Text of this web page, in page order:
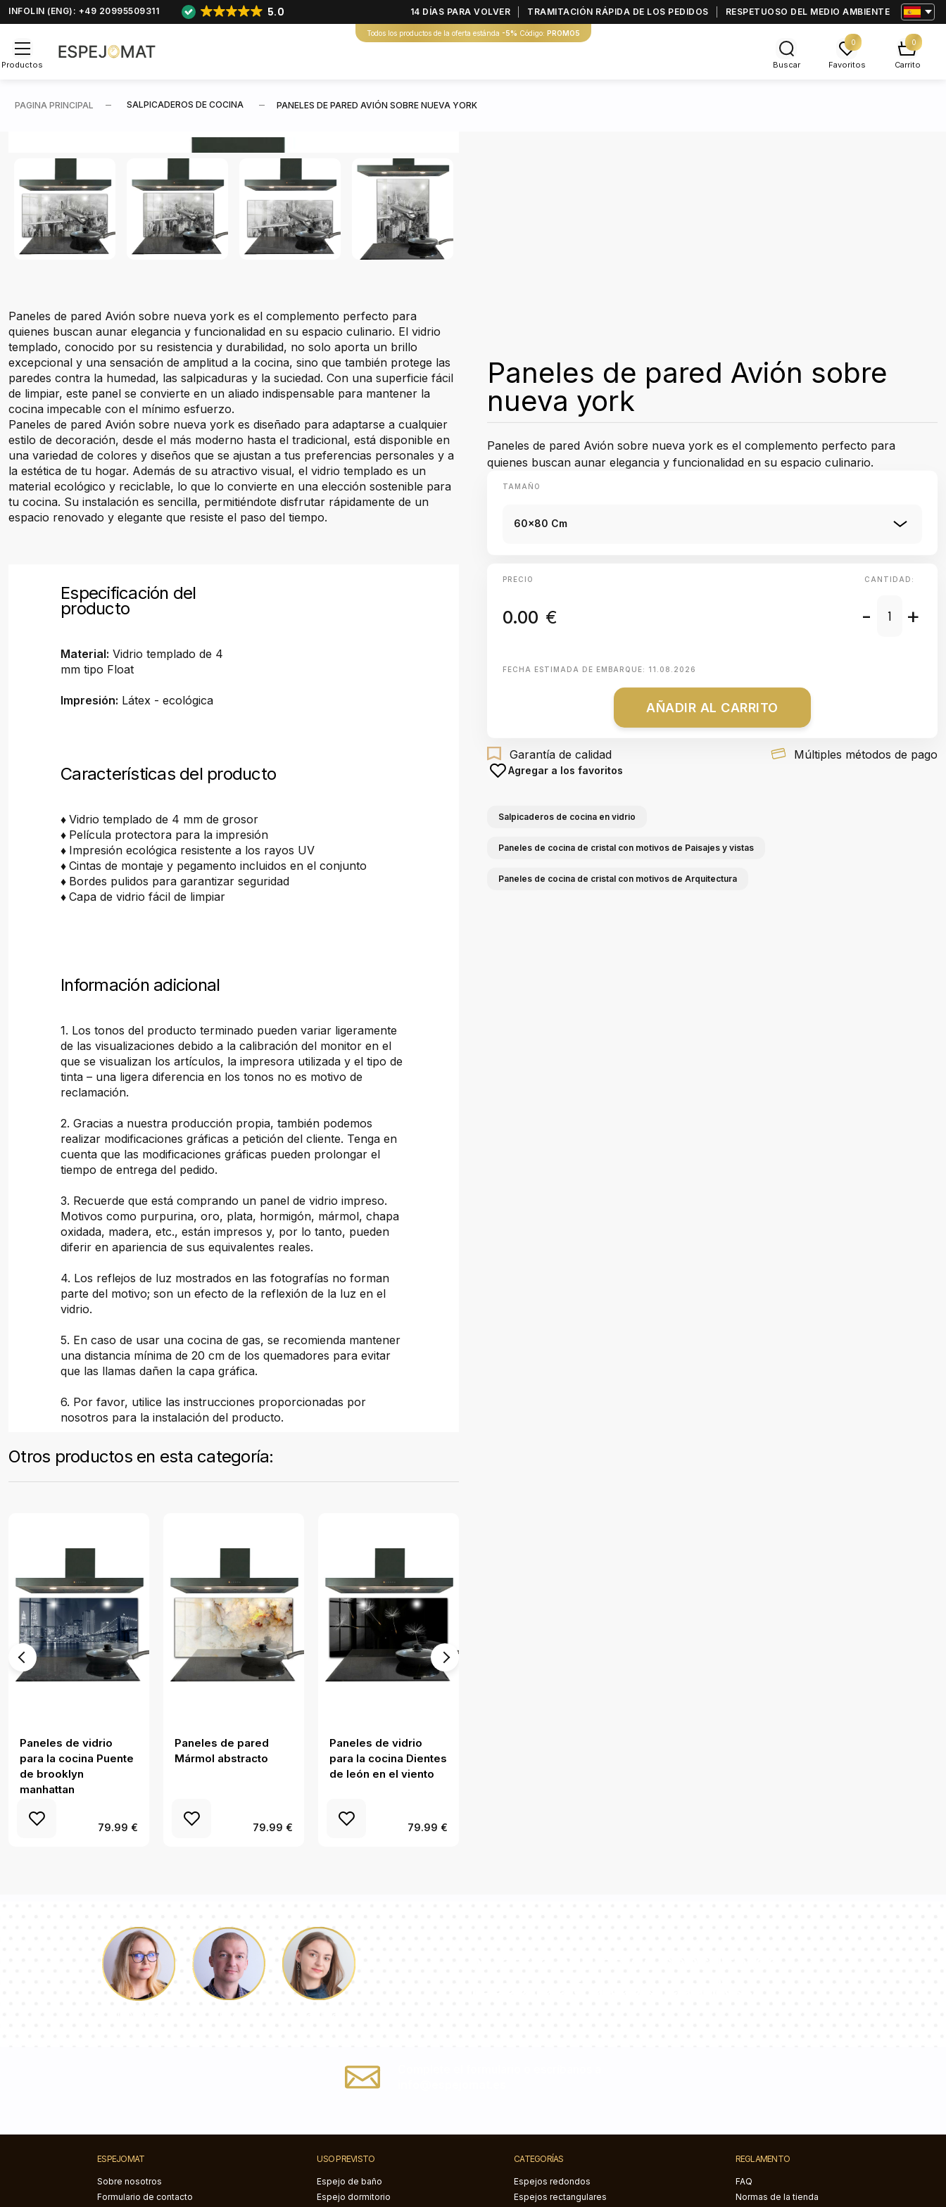
INFOLIN (ENG): +49 20995509311 5.0 14 DÍAS PARA VOLVER TRAMITACIÓN RÁPIDA DE LOS PEDIDOS RESPETUOSO DEL MEDIO AMBIENTE
Todos los productos de la oferta estánda -5% Código: PROMO5
Productos Buscar
0
Favoritos
0
Carrito
PAGINA PRINCIPAL SALPICADEROS DE COCINA PANELES DE PARED AVIÓN SOBRE NUEVA YORK
Paneles de pared Avión sobre nueva york es el complemento perfecto para
quienes buscan aunar elegancia y funcionalidad en su espacio culinario. El vidrio
templado, conocido por su resistencia y durabilidad, no solo aporta un brillo
excepcional y una sensación de amplitud a la cocina, sino que también protege las
paredes contra la humedad, las salpicaduras y la suciedad. Con una superficie fácil
de limpiar, este panel se convierte en un aliado indispensable para mantener la
cocina impecable con el mínimo esfuerzo.
Paneles de pared Avión sobre nueva york es diseñado para adaptarse a cualquier
estilo de decoración, desde el más moderno hasta el tradicional, está disponible en
una variedad de colores y diseños que se ajustan a tus preferencias personales y a
la estética de tu hogar. Además de su atractivo visual, el vidrio templado es un
material ecológico y reciclable, lo que lo convierte en una elección sostenible para
tu cocina. Su instalación es sencilla, permitiéndote disfrutar rápidamente de un
espacio renovado y elegante que resiste el paso del tiempo.
Especificación del
producto
Material: Vidrio templado de 4
mm tipo Float
Impresión: Látex - ecológica
Características del producto
♦Vidrio templado de 4 mm de grosor
♦ Película protectora para la impresión
♦ Impresión ecológica resistente a los rayos UV
♦Cintas de montaje y pegamento incluidos en el conjunto
♦ Bordes pulidos para garantizar seguridad
♦Capa de vidrio fácil de limpiar
Información adicional
1. Los tonos del producto terminado pueden variar ligeramente
de las visualizaciones debido a la calibración del monitor en el
que se visualizan los artículos, la impresora utilizada y el tipo de
tinta – una ligera diferencia en los tonos no es motivo de
reclamación.
2. Gracias a nuestra producción propia, también podemos
realizar modificaciones gráficas a petición del cliente. Tenga en
cuenta que las modificaciones gráficas pueden prolongar el
tiempo de entrega del pedido.
3. Recuerde que está comprando un panel de vidrio impreso.
Motivos como purpurina, oro, plata, hormigón, mármol, chapa
oxidada, madera, etc., están impresos y, por lo tanto, pueden
diferir en apariencia de sus equivalentes reales.
4. Los reflejos de luz mostrados en las fotografías no forman
parte del motivo; son un efecto de la reflexión de la luz en el
vidrio.
5. En caso de usar una cocina de gas, se recomienda mantener
una distancia mínima de 20 cm de los quemadores para evitar
que las llamas dañen la capa gráfica.
6. Por favor, utilice las instrucciones proporcionadas por
nosotros para la instalación del producto.
Otros productos en esta categoría:
Paneles de vidrio
para la cocina Puente
de brooklyn
manhattan
79.99 €
Paneles de pared
Mármol abstracto
79.99 €
Paneles de vidrio
para la cocina Dientes
de león en el viento
79.99 €
Paneles de pared Avión sobre
nueva york
Paneles de pared Avión sobre nueva york es el complemento perfecto para
quienes buscan aunar elegancia y funcionalidad en su espacio culinario.
TAMAÑO
60x80 Cm
PRECIO
0.00 €
CANTIDAD:
- +
FECHA ESTIMADA DE EMBARQUE: 11.08.2026
AÑADIR AL CARRITO
Garantía de calidad Múltiples métodos de pago
Agregar a los favoritos
Salpicaderos de cocina en vidrio
Paneles de cocina de cristal con motivos de Paisajes y vistas
Paneles de cocina de cristal con motivos de Arquitectura
ESPEJOMAT
Sobre nosotros
Formulario de contacto
USO PREVISTO
Espejo de baño
Espejo dormitorio
CATEGORÍAS
Espejos redondos
Espejos rectangulares
REGLAMENTO
FAQ
Normas de la tienda